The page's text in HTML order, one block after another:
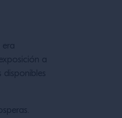
era
a